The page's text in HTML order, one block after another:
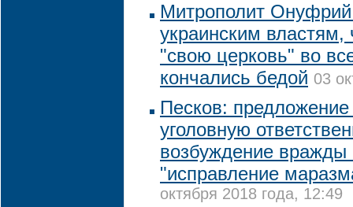
Митрополит
украинским властям,
"свою церковь" во
кончались бедой 03
Песков: предложение
уголовную
возбуждение вражды
"исправление
октября 2018 года, 12:49